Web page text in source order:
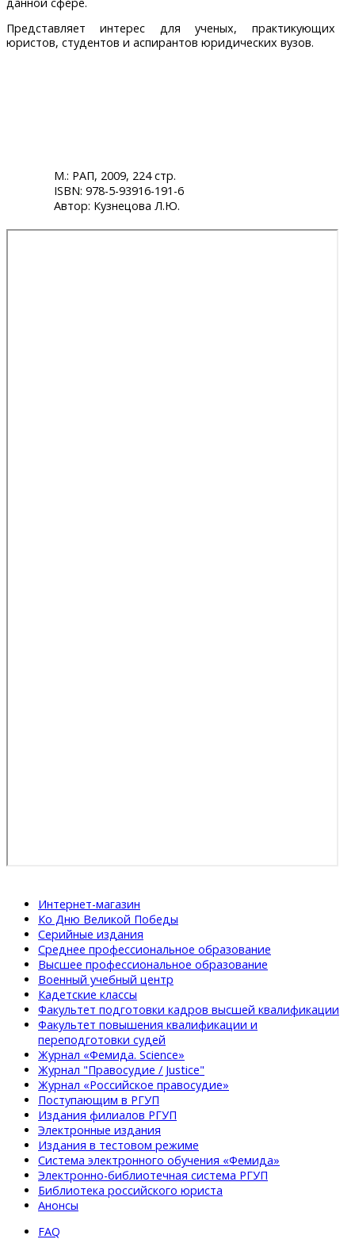
Представляет интерес для ученых, практикующих
юристов, студентов и аспирантов юридических вузов.
М.: РАП, 2009, 224 стр.
ISBN: 978-5-93916-191-6
Автор: Кузнецова Л.Ю.
Интернет-магазин
Ко Дню Великой Победы
Серийные издания
Среднее профессиональное образование
Высшее профессиональное образование
Военный учебный центр
Кадетские классы
Факультет подготовки кадров высшей квалификации
Факультет повышения квалификации и
переподготовки судей
Журнал «Фемида. Science»
Журнал "Правосудие / Justice"
Журнал «Российское правосудие»
Поступающим в РГУП
Издания филиалов РГУП
Электронные издания
Издания в тестовом режиме
Система электронного обучения «Фемида»
Электронно-библиотечная система РГУП
Библиотека российского юриста
Анонсы
FAQ